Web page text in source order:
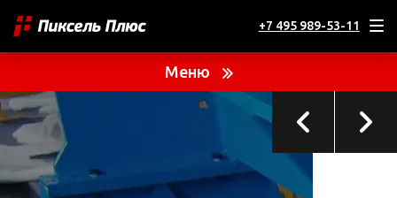
+7 495 989-53-11
Меню
Компания «ТАПКО-М»
Оборудование для металлобработки